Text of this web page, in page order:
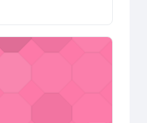
(Facultat de Turisme)